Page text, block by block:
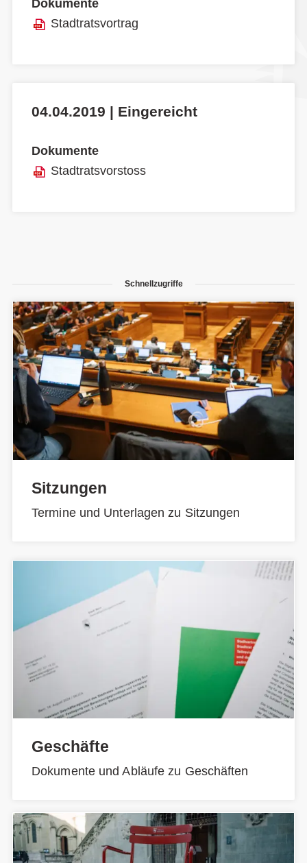
Dokumente
Stadtratsvortrag
04.04.2019 | Eingereicht
Dokumente
Stadtratsvorstoss
Schnellzugriffe
Sitzungen
Termine und Unterlagen zu Sitzungen
Geschäfte
Dokumente und Abläufe zu Geschäften